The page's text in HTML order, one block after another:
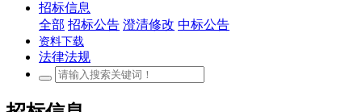
招标信息
全部 招标公告 澄清修改 中标公告
资料下载
法律法规